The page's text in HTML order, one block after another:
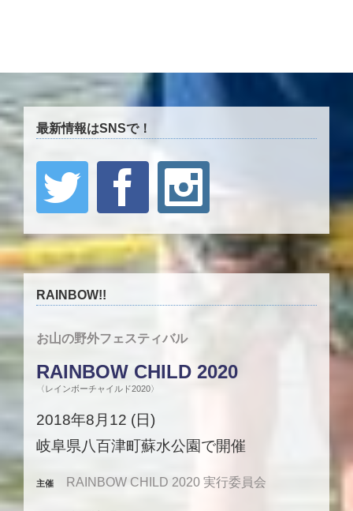
最新情報はSNSで！
RAINBOW!!
お山の野外フェスティバル
RAINBOW CHILD 2020
〈レインボーチャイルド2020〉
2018年8月12 (日)
岐阜県八百津町蘇水公園で開催
主催 RAINBOW CHILD 2020 実行委員会